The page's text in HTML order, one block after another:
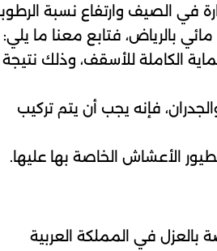
في الصيف وارتفاع نسبة
بالرياض، فتابع معنا ما يلي:
الكاملة للأسقف، وذلك نتيجة
فإنه يجب أن يتم تركيب
الأعشاش الخاصة بها عليها.
بالعزل في المملكة العربية